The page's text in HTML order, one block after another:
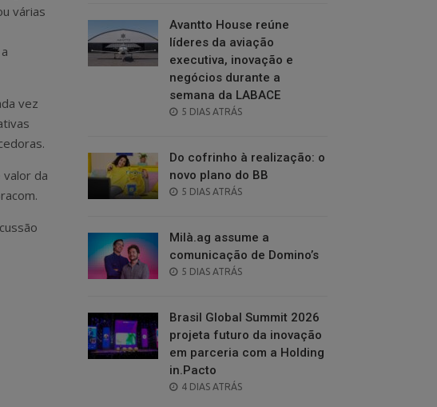
várias
vez
valor da
Avantto House reúne
líderes da aviação
executiva, inovação e
negócios durante a
semana da LABACE
POSTED
5 DIAS ATRÁS
Do cofrinho à realização: o
novo plano do BB
POSTED
5 DIAS ATRÁS
Milà.ag assume a
comunicação de Domino’s
POSTED
5 DIAS ATRÁS
Brasil Global Summit 2026
projeta futuro da inovação
em parceria com a Holding
in.Pacto
POSTED
4 DIAS ATRÁS